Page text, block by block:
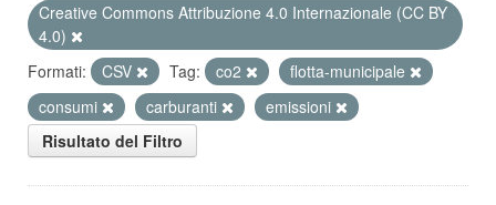
Creative Commons Attribuzione 4.0 Internazionale (CC BY
4.0)
Formati:
CSV Tag: co2
flotta-municipale
consumi
carburanti
emissioni
Risultato del Filtro